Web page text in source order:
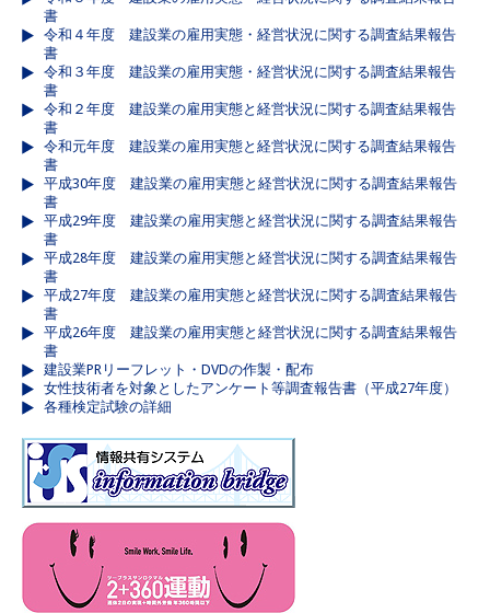
書
令和４年度 建設業の雇用実態・経営状況に関する調査結果報告
書
令和３年度 建設業の雇用実態・経営状況に関する調査結果報告
書
令和２年度 建設業の雇用実態と経営状況に関する調査結果報告
書
令和元年度 建設業の雇用実態と経営状況に関する調査結果報告
書
平成30年度 建設業の雇用実態と経営状況に関する調査結果報告
書
平成29年度 建設業の雇用実態と経営状況に関する調査結果報告
書
平成28年度 建設業の雇用実態と経営状況に関する調査結果報告
書
平成27年度 建設業の雇用実態と経営状況に関する調査結果報告
書
平成26年度 建設業の雇用実態と経営状況に関する調査結果報告
書
建設業PRリーフレット・DVDの作製・配布
女性技術者を対象としたアンケート等調査報告書（平成27年度）
各種検定試験の詳細